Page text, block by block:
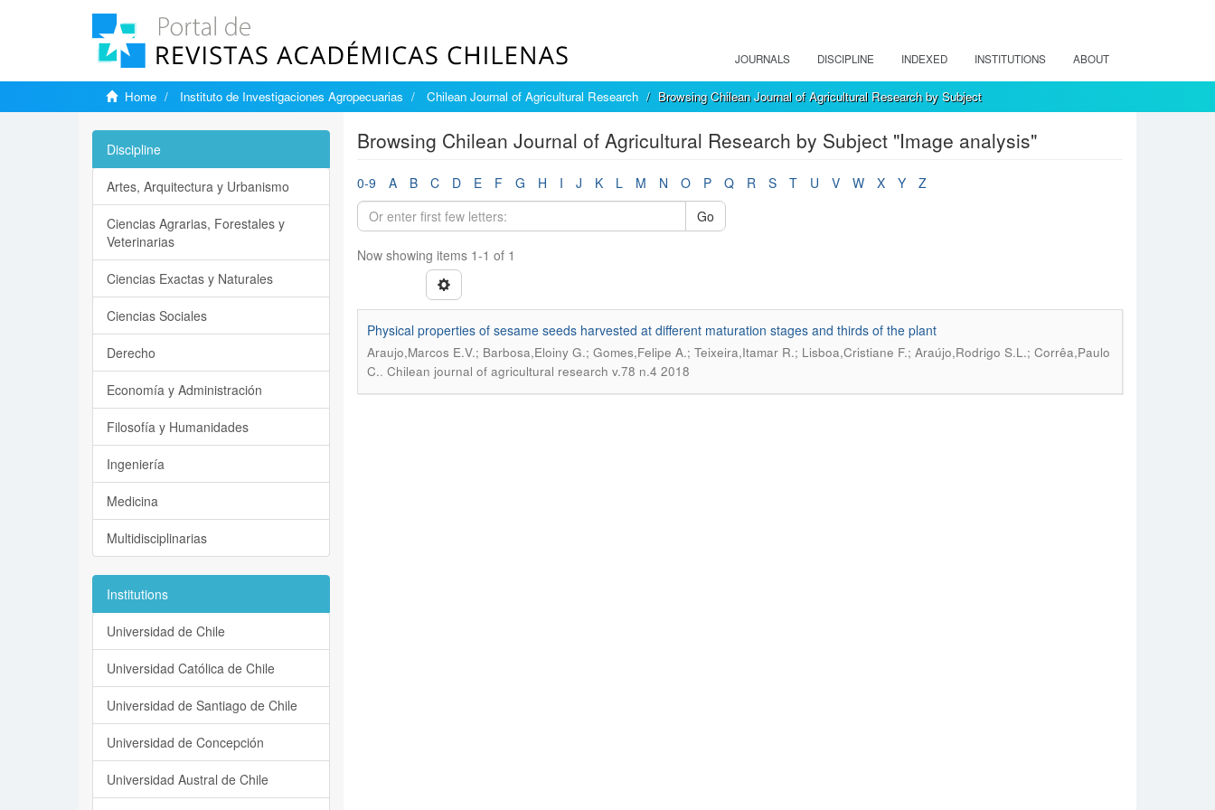
JOURNALS DISCIPLINE INDEXED INSTITUTIONS ABOUT
Home Instituto de Investigaciones Agropecuarias Chilean Journal of Agricultural Research Browsing Chilean Journal of Agricultural Research by Subject
Browsing Chilean Journal of Agricultural Research by Subject "Image analysis"
0-9 A B C D E F G H I J K L M N O P Q R S T U V W X Y
Z
Go
Now showing items 1-1 of 1
Physical properties of sesame seeds harvested at different maturation stages and thirds of the plant
Araujo,Marcos E.V.; Barbosa,Eloiny G.; Gomes,Felipe A.; Teixeira,Itamar R.; Lisboa,Cristiane F.; Araújo,Rodrigo S.L.; Corrêa,Paulo
C.. Chilean journal of agricultural research v.78 n.4 2018
Discipline
Artes, Arquitectura y Urbanismo
Ciencias Agrarias, Forestales y
Veterinarias
Ciencias Exactas y Naturales
Ciencias Sociales
Derecho
Economía y Administración
Filosofía y Humanidades
Ingeniería
Medicina
Multidisciplinarias
Institutions
Universidad de Chile
Universidad Católica de Chile
Universidad de Santiago de Chile
Universidad de Concepción
Universidad Austral de Chile